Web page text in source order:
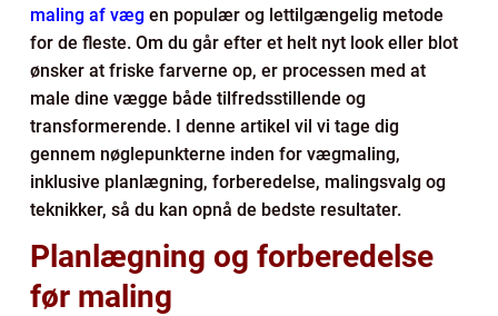
maling af væg en populær og lettilgængelig metode
for de fleste. Om du går efter et helt nyt look eller blot
ønsker at friske farverne op, er processen med at
male dine vægge både tilfredsstillende og
transformerende. I denne artikel vil vi tage dig
gennem nøglepunkterne inden for vægmaling,
inklusive planlægning, forberedelse, malingsvalg og
teknikker, så du kan opnå de bedste resultater.
Planlægning og forberedelse
før maling